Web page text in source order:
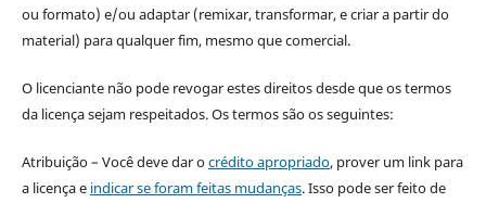
ou formato) e/ou adaptar (remixar, transformar, e criar a partir do
material) para qualquer fim, mesmo que comercial.
O licenciante não pode revogar estes direitos desde que os termos
da licença sejam respeitados. Os termos são os seguintes:
Atribuição – Você deve dar ocrédito apropriado, prover um link para
a licença e indicar se foram feitas mudanças. Isso pode ser feito de